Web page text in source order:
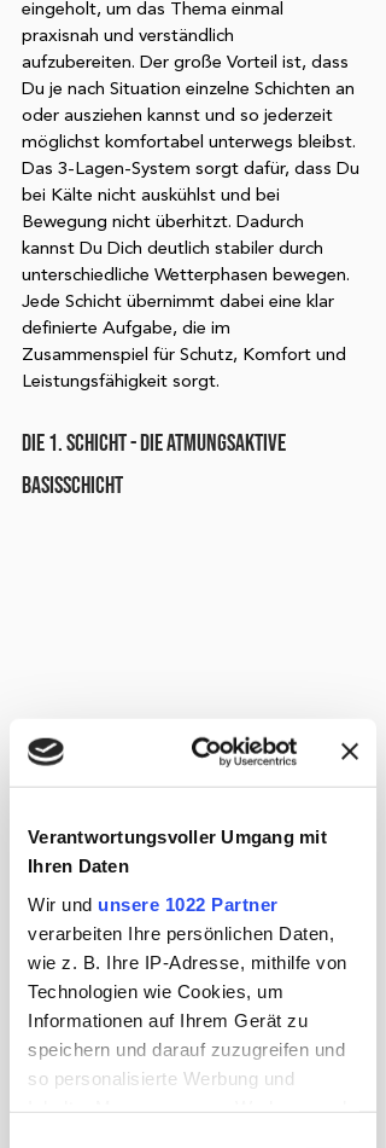
Verantwortungsvoller Umgang mit
Ihren Daten
Wir und unsere 1022 Partner
verarbeiten Ihre persönlichen Daten,
wie z. B. Ihre IP-Adresse, mithilfe von
Technologien wie Cookies, um
Informationen auf Ihrem Gerät zu
speichern und darauf zuzugreifen und
so personalisierte Werbung und
eingeholt, um das Thema einmal
praxisnah und verständlich
aufzubereiten. Der große Vorteil ist, dass
Du je nach Situation einzelne Schichten an
oder ausziehen kannst und so jederzeit
möglichst komfortabel unterwegs bleibst.
Das 3-Lagen-System sorgt dafür, dass Du
bei Kälte nicht auskühlst und bei
Bewegung nicht überhitzt. Dadurch
kannst Du Dich deutlich stabiler durch
unterschiedliche Wetterphasen bewegen.
Jede Schicht übernimmt dabei eine klar
definierte Aufgabe, die im
Zusammenspiel für Schutz, Komfort und
Leistungsfähigkeit sorgt.
DIE 1. SCHICHT - DIE ATMUNGSAKTIVE
BASISSCHICHT
Die erste Schicht liegt direkt auf der Haut
und bildet die Grundlage des gesamten
Systems. Ihre Hauptaufgabe ist es,
Feuchtigkeit vom Körper wegzuleiten und
die Haut trocken zu halten.
Das ist besonders wichtig auf langen